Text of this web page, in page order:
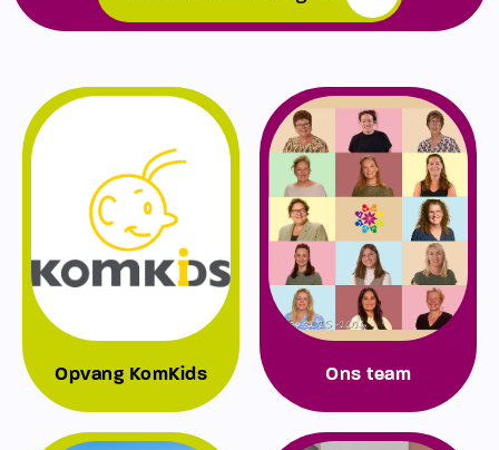
Opvang KomKids Ons team